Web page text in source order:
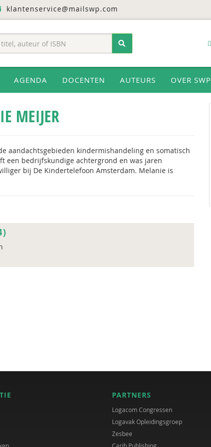
klantenservice@mailswp.com
AGENDA DOCENTEN AUTEURS OVER SWP
MEIJER
aandachtsgebieden kindermishandeling en somatisch
een bedrijfskundige achtergrond en was jaren
bij De Kindertelefoon Amsterdam. Melanie is
PARTNERS
Logacom Congressen
Logavak Opleidingsgroep
Zesbee